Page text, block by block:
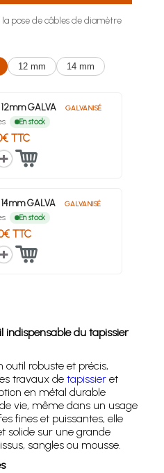
pose de câbles de diamètre
12 mm 14 mm
GALVA GALVANISÉ
En stock
TTC
GALVA GALVANISÉ
En stock
TTC
indispensable du tapissier
outil robuste et précis,
travaux de tapissier et
en métal durable
vie, même dans un usage
fines et puissantes, elle
solide sur une grande
sangles ou mousse.